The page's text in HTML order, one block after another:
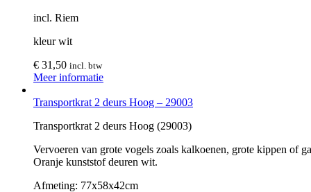
incl. Riem
kleur wit
€ 31,50 incl. btw
Meer informatie
Transportkrat 2 deurs Hoog – 29003
Transportkrat 2 deurs Hoog (29003)
Vervoeren van grote vogels zoals kalkoenen, grote kippen of
Oranje kunststof deuren wit.
Afmeting: 77x58x42cm